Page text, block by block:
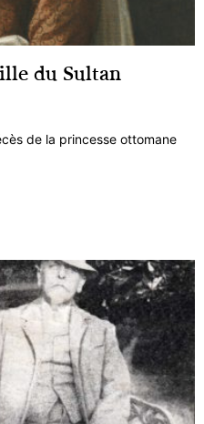
du Sultan
de la princesse ottomane